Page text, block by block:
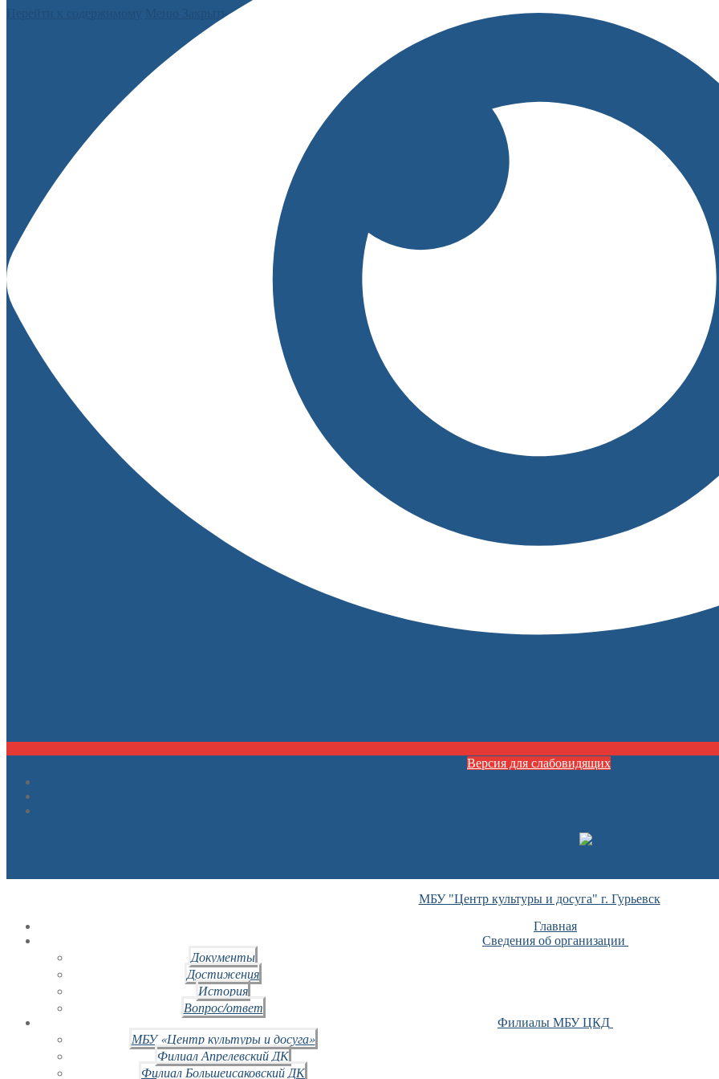
Закрыть
Версия для слабовидящих
МБУ "Центр культуры и досуга" г. Гурьевск
Главная
Сведения об организации
Документы
Достижения
История
Вопрос/ответ
Филиалы МБУ ЦКД
МБУ «Центр культуры и досуга»
Филиал Апрелевский ДК
Филиал Большеисаковский ДК